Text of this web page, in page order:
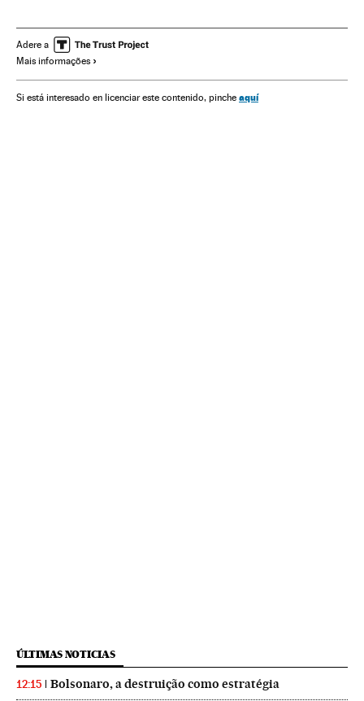
Doenças infecciosas Doenças respiratórias
Ministério Saúde
Ministério Economia Despedimento
Adere a
Mais informações
Si está interesado en licenciar este contenido, pinche aquí
ÚLTIMAS NOTICIAS
12:15 Bolsonaro, a destruição como estratégia